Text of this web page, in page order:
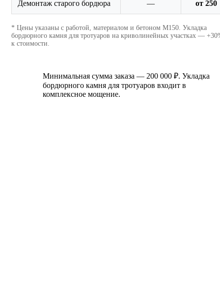
Демонтаж старого бордюра — от 250
* Цены указаны с работой, материалом и бетоном М150. Укладка
бордюрного камня для тротуаров на криволинейных участках —
к стоимости.
Минимальная сумма заказа — 200 000 ₽. Укладка
бордюрного камня для тротуаров входит в
комплексное мощение.